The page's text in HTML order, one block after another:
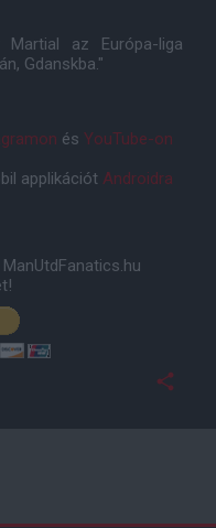
az Európa-liga
Gdanskba."
és YouTube-on
applikációt Androidra